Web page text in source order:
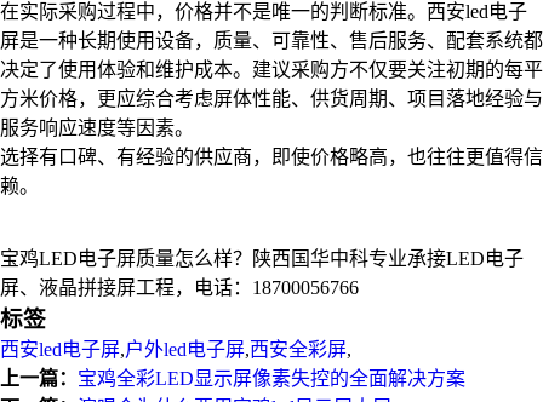
在实际采购过程中，价格并不是唯一的判断标准。西安led电子
屏是一种长期使用设备，质量、可靠性、售后服务、配套系统都
决定了使用体验和维护成本。建议采购方不仅要关注初期的每平
方米价格，更应综合考虑屏体性能、供货周期、项目落地经验与
服务响应速度等因素。
选择有口碑、有经验的供应商，即使价格略高，也往往更值得信
赖。
宝鸡LED电子屏质量怎么样？陕西国华中科专业承接LED电子
屏、液晶拼接屏工程，电话：18700056766
标签
西安led电子屏,户外led电子屏,西安全彩屏,
上一篇： 宝鸡全彩LED显示屏像素失控的全面解决方案